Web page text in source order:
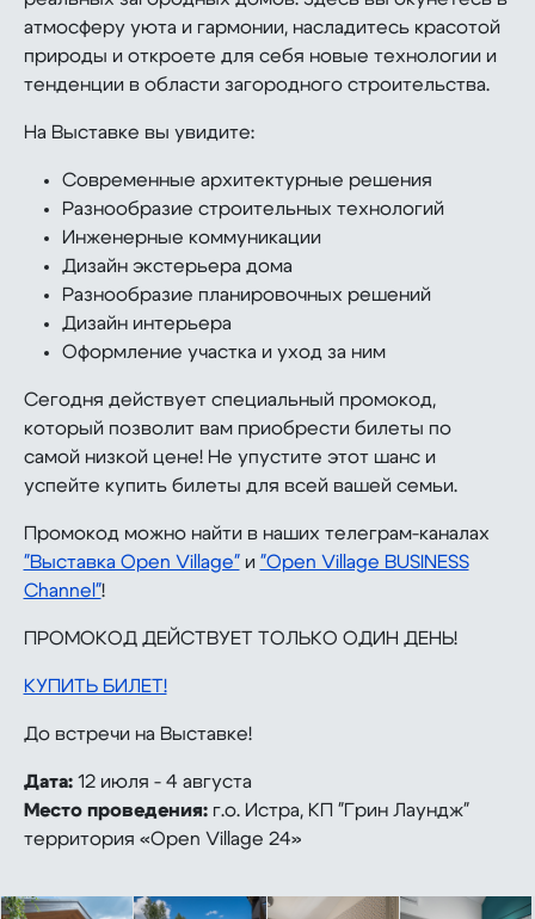
атмосферу уюта и гармонии, насладитесь красотой
природы и откроете для себя новые технологии и
тенденции в области загородного строительства.
На Выставке вы увидите:
Современные архитектурные решения
Разнообразие строительных технологий
Инженерные коммуникации
Дизайн экстерьера дома
Разнообразие планировочных решений
Дизайн интерьера
Оформление участка и уход за ним
Сегодня действует специальный промокод,
который позволит вам приобрести билеты по
самой низкой цене! Не упустите этот шанс и
успейте купить билеты для всей вашей семьи.
Промокод можно найти в наших телеграм-каналах
"Выставка Open Village"и "Open Village BUSINESS
Channel"!
ПРОМОКОД ДЕЙСТВУЕТ ТОЛЬКО ОДИН ДЕНЬ!
КУПИТЬ БИЛЕТ!
До встречи на Выставке!
Дата:12 июля - 4 августа
Место проведения:г.о. Истра, КП "Грин Лаундж"
территория «Open Village 24»